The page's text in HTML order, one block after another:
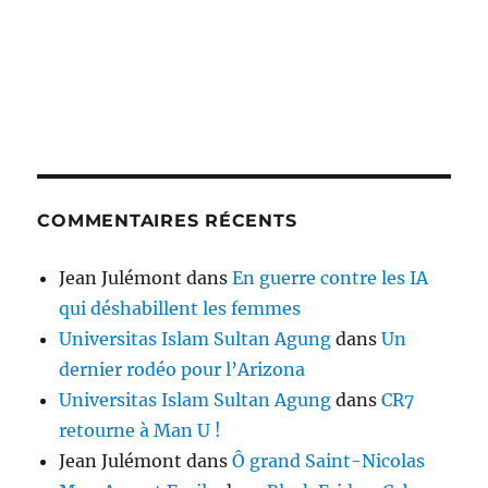
COMMENTAIRES RÉCENTS
Jean Julémont dansEn guerre contre les IA
qui déshabillent les femmes
Universitas Islam Sultan Agung dansUn
dernier rodéo pour l’Arizona
Universitas Islam Sultan Agung dansCR7
retourne à Man U !
Jean Julémont dansÔ grand Saint-Nicolas